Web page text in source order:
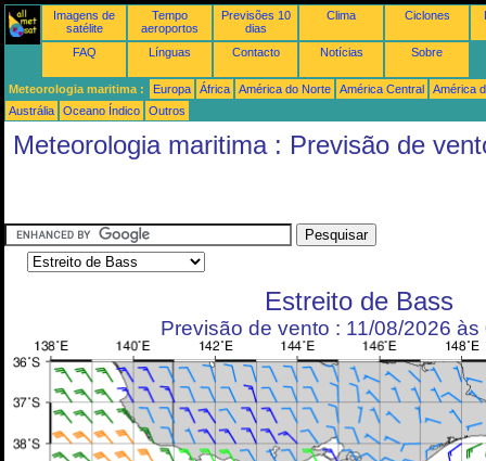
Imagens de
satélite
Tempo
aeroportos
Previsões 10
dias
Clima Ciclones
FAQ Línguas Contacto Notícias Sobre
Meteorologia maritima : Europa África América do Norte América Central
América
Austrália
Oceano Índico Outros
Meteorologia maritima : Previsão de
Estreito de Bass
Previsão de vento : 11/08/2026 às